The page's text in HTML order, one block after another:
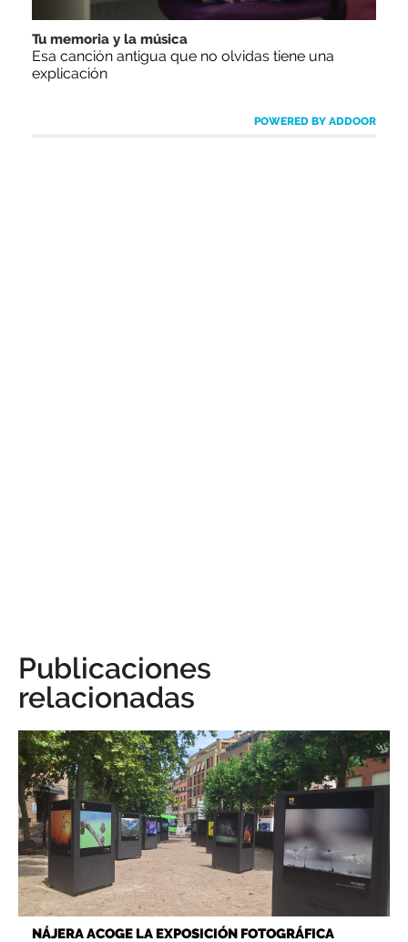
Tu memoria y la música
Esa canción antigua que no olvidas tiene una
explicación
POWERED BY ADDOOR
Publicaciones
relacionadas
NÁJERA ACOGE LA EXPOSICIÓN FOTOGRÁFICA